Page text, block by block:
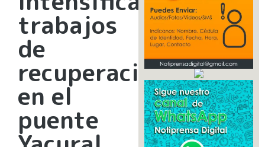
trabajos
de
recuperación
en el
puente